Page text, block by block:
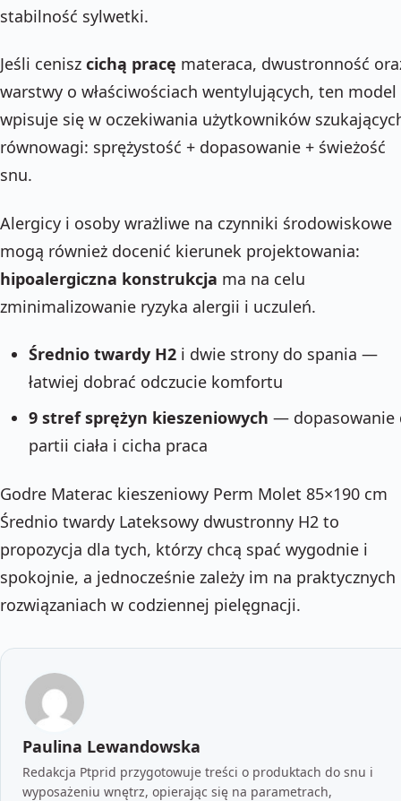
stabilność sylwetki.
Jeśli cenisz cichą pracę materaca, dwustronność
warstwy o właściwościach wentylujących, ten model
wpisuje się w oczekiwania użytkowników
równowagi: sprężystość + dopasowanie + świeżość
snu.
Alergicy i osoby wrażliwe na czynniki środowiskowe
mogą również docenić kierunek projektowania:
hipoalergiczna konstrukcja ma na celu
zminimalizowanie ryzyka alergii i uczuleń.
Średnio twardy H2i dwie strony do spania —
łatwiej dobrać odczucie komfortu
9 stref sprężyn kieszeniowych — dopasowanie
partii ciała i cicha praca
Godre Materac kieszeniowy Perm Molet 85×190 cm
Średnio twardy Lateksowy dwustronny H2 to
propozycja dla tych, którzy chcą spać wygodnie i
spokojnie, a jednocześnie zależy im na praktycznych
rozwiązaniach w codziennej pielęgnacji.
Paulina Lewandowska
Redakcja Ptprid przygotowuje treści o produktach do snu i
wyposażeniu wnętrz, opierając się na parametrach,